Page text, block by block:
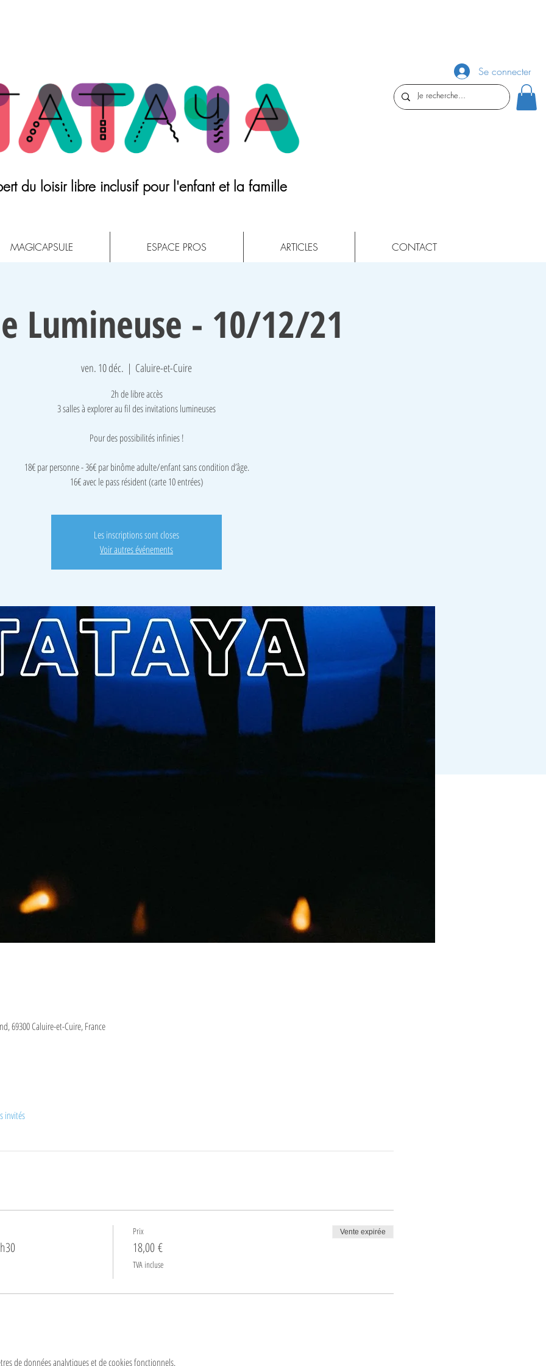
Se connecter
du loisir libre inclusif pour l'enfant et la famille
MAGICAPSULE ESPACE PROS ARTICLES CONTACT
Lumineuse - 10/12/21
ven. 10 déc.
  |
Caluire-et-Cuire
2h de libre accès
3 salles à explorer au fil des invitations lumineuses
Pour des possibilités infinies !
18€ par personne - 36€ par binôme adulte/enfant sans condition d’âge.
16€ avec le pass résident (carte 10 entrées)
Les inscriptions sont closes
Voir autres événements
69300 Caluire-et-Cuire, France
invités
Prix
18,00 €
TVA incluse
Vente expirée
de données analytiques et de cookies fonctionnels.